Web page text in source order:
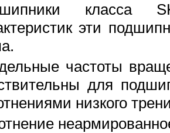
класса
эти
частоты
для
низкого